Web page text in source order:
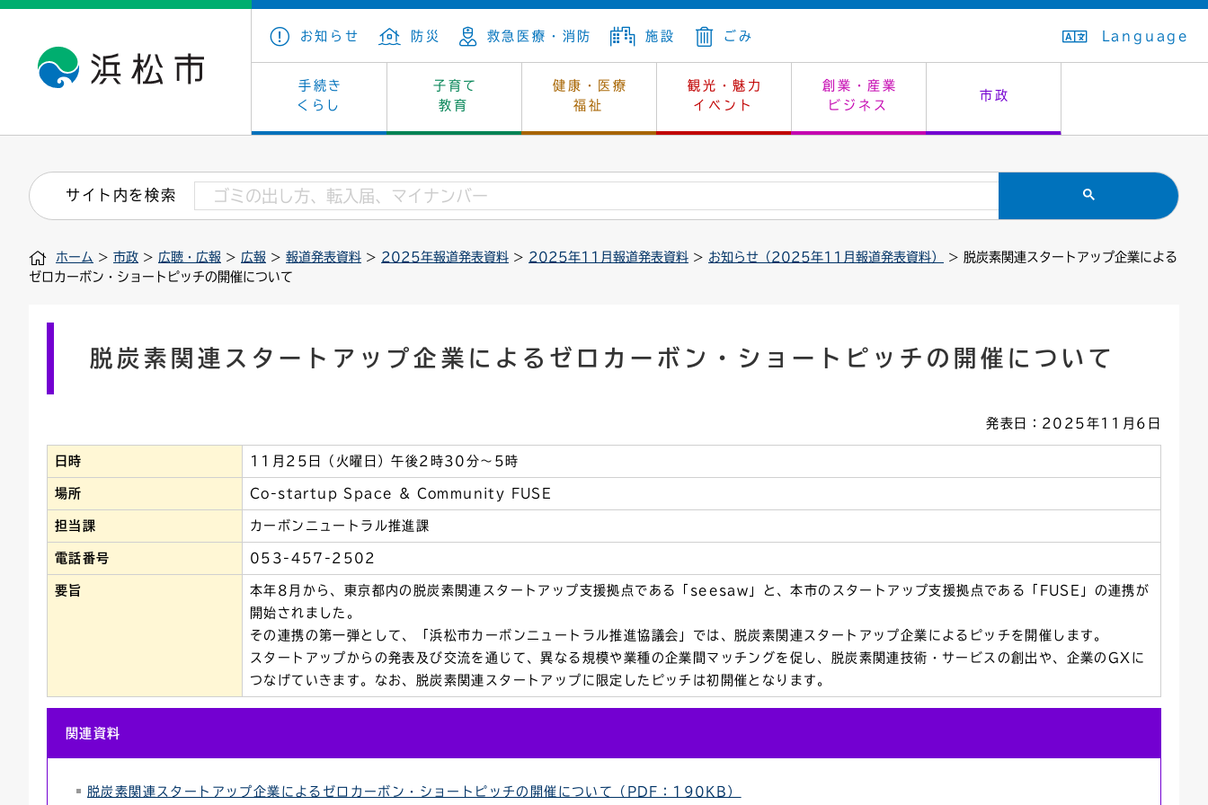
お知らせ 防災 救急医療・消防 施設 ごみ Language
手続き
くらし
子育て
教育
健康・医療
福祉
観光・魅力
イベント
創業・産業
ビジネス
市政
戸籍・住民の手続き 保険・年金 上下水道 生活排水
住まい・建築 墓地・斎場 消費生活 市民安全
税金 法人税 環境 住居表示
印鑑登録証明書 戸籍謄本・抄本 住所変更 国民健康保険
子育て・青少年・若者 教育 生涯学習 教育委員会
看護専門学校 学級閉鎖 幼稚園一覧 入学式・卒業式
小学校一覧 中学校一覧 通学区域
健康・医療 福祉 休日当番医 救急・夜間診療
介護保険 保健所 感染症
文化・芸術 文化財 レジャー・スポーツ 施設予約（まつぼっくり）
浜松・浜名湖だいすきネット はじめよう、ハマライフ はたちの集い
産業振興 カーボンニュートラル 土地 指定管理者制度
発注情報(入札・契約) 福祉・介護 環境対策 公共事業の技術監理
募集 雇用・就労 企業立地 バナー広告
市の概要 庁舎案内 市長の部屋 議会
外郭団体 統計 選挙 オープンデータ
職員採用 市有財産 例規・公示 組織案内
会議 情報公開・個人情報 都市整備
サイト内を検索
ホーム > 市政 > 広聴・広報 > 広報 > 報道発表資料 > 2025年報道発表資料 > 2025年11月報道発表資料 > お知らせ（2025年11月報道発表資料）
> 脱炭素関連スタートアップ企業による
ゼロカーボン・ショートピッチの開催について
脱炭素関連スタートアップ企業によるゼロカーボン・ショートピッチの開催について
発表日：2025年11月6日
日時 11月25日（火曜日）午後2時30分～5時
場所 Co-startup Space & Community FUSE
担当課 カーボンニュートラル推進課
電話番号 053-457-2502
要旨
本年8月から、東京都内の脱炭素関連スタートアップ支援拠点である「seesaw」と、本市のスタートアップ支援拠点である「FUSE」の連携が
開始されました。
その連携の第一弾として、「浜松市カーボンニュートラル推進協議会」では、脱炭素関連スタートアップ企業によるピッチを開催します。
スタートアップからの発表及び交流を通じて、異なる規模や業種の企業間マッチングを促し、脱炭素関連技術・サービスの創出や、企業のGXに
つなげていきます。なお、脱炭素関連スタートアップに限定したピッチは初開催となります。
関連資料
脱炭素関連スタートアップ企業によるゼロカーボン・ショートピッチの開催について（PDF：190KB）